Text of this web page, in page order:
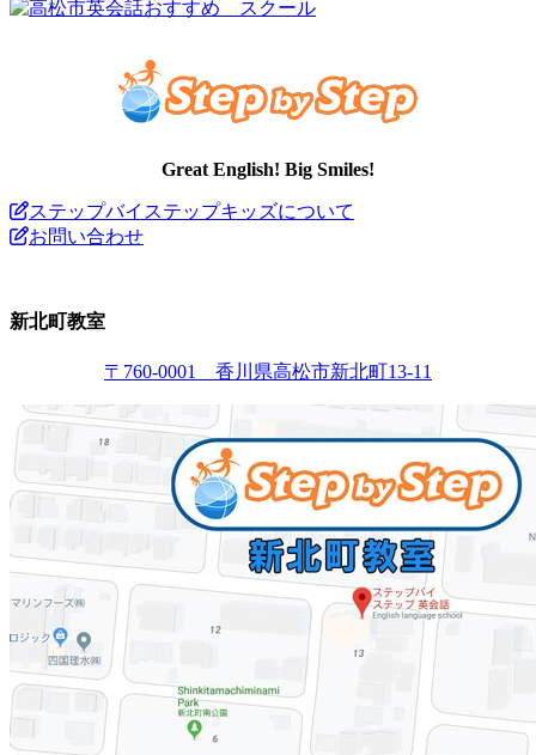
Great English! Big Smiles!
ステップバイステップキッズについて
お問い合わせ
新北町教室
〒760-0001 香川県高松市新北町13-11